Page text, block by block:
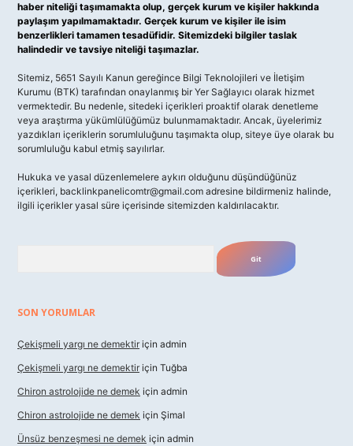
haber niteliği taşımamakta olup, gerçek kurum ve kişiler hakkında
paylaşım yapılmamaktadır. Gerçek kurum ve kişiler ile isim
benzerlikleri tamamen tesadüfidir. Sitemizdeki bilgiler taslak
halindedir ve tavsiye niteliği taşımazlar.
Sitemiz, 5651 Sayılı Kanun gereğince Bilgi Teknolojileri ve İletişim
Kurumu (BTK) tarafından onaylanmış bir Yer Sağlayıcı olarak hizmet
vermektedir. Bu nedenle, sitedeki içerikleri proaktif olarak denetleme
veya araştırma yükümlülüğümüz bulunmamaktadır. Ancak, üyelerimiz
yazdıkları içeriklerin sorumluluğunu taşımakta olup, siteye üye olarak bu
sorumluluğu kabul etmiş sayılırlar.
Hukuka ve yasal düzenlemelere aykırı olduğunu düşündüğünüz
içerikleri, backlinkpanelicomtr@gmail.com adresine bildirmeniz halinde,
ilgili içerikler yasal süre içerisinde sitemizden kaldırılacaktır.
SON YORUMLAR
Çekişmeli yargı ne demektir için admin
Çekişmeli yargı ne demektir için Tuğba
Chiron astrolojide ne demek için admin
Chiron astrolojide ne demek için Şimal
Ünsüz benzeşmesi ne demek için admin